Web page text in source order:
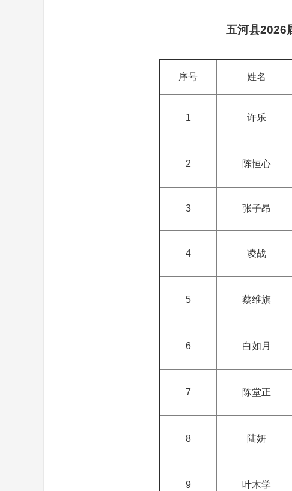
五河县2026
序号 姓名
1 许乐
2 陈恒心
3 张子昂
4 凌战
5 蔡维旗
6 白如月
7 陈堂正
8 陆妍
9 叶木学